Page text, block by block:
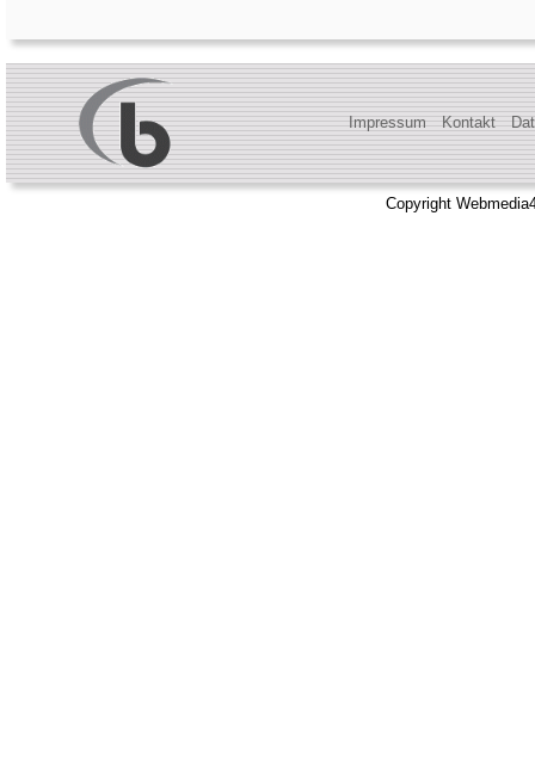
Impressum Kontakt
Copyright